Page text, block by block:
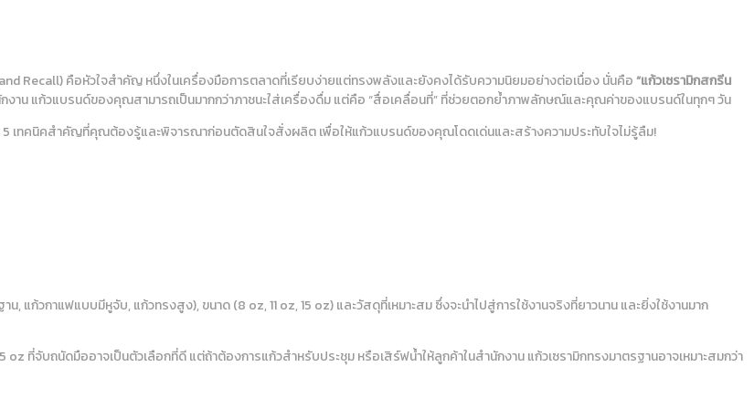
Recall) คือหัวใจสำคัญ หนึ่งในเครื่องมือการตลาดที่เรียบง่ายแต่ทรงพลังและยังคงได้รับความนิยมอย่างต่อเนื่อง นั่นคือ“แก้วเซรามิกสกรีน
าน แก้วแบรนด์ของคุณสามารถเป็นมากกว่าภาชนะใส่เครื่องดื่ม แต่คือ “สื่อเคลื่อนที่” ที่ช่วยตอกย้ำภาพลักษณ์และคุณค่าของแบรนด์ในทุกๆ วัน
5 เทคนิคสำคัญที่คุณต้องรู้และพิจารณาก่อนตัดสินใจสั่งผลิต เพื่อให้แก้วแบรนด์ของคุณโดดเด่นและสร้างความประทับใจไม่รู้ลืม!
แก้วกาแฟแบบมีหูจับ, แก้วทรงสูง), ขนาด (8 oz, 11 oz, 15 oz) และวัสดุที่เหมาะสม ซึ่งจะนำไปสู่การใช้งานจริงที่ยาวนาน และยิ่งใช้งานมาก
ที่จับถนัดมืออาจเป็นตัวเลือกที่ดี แต่ถ้าต้องการแก้วสำหรับประชุม หรือเสิร์ฟน้ำให้ลูกค้าในสำนักงาน แก้วเซรามิกทรงมาตรฐานอาจเหมาะสมกว่า